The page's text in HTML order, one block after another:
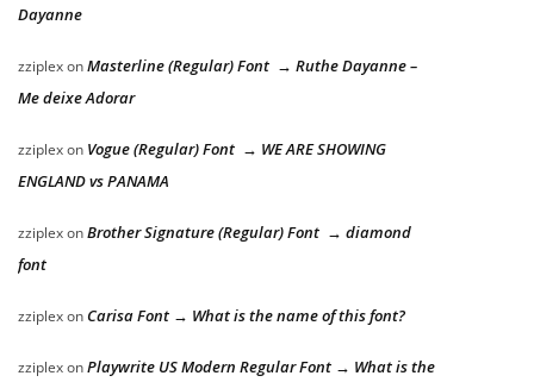
Dayanne
zziplexonMasterline (Regular) Font → Ruthe Dayanne –
Me deixe Adorar
zziplexon Vogue (Regular) Font → WE ARE SHOWING
ENGLAND vs PANAMA
zziplexonBrother Signature (Regular) Font → diamond
font
zziplexon Carisa Font → What is the name of this font?
zziplexonPlaywrite US Modern Regular Font → What is the